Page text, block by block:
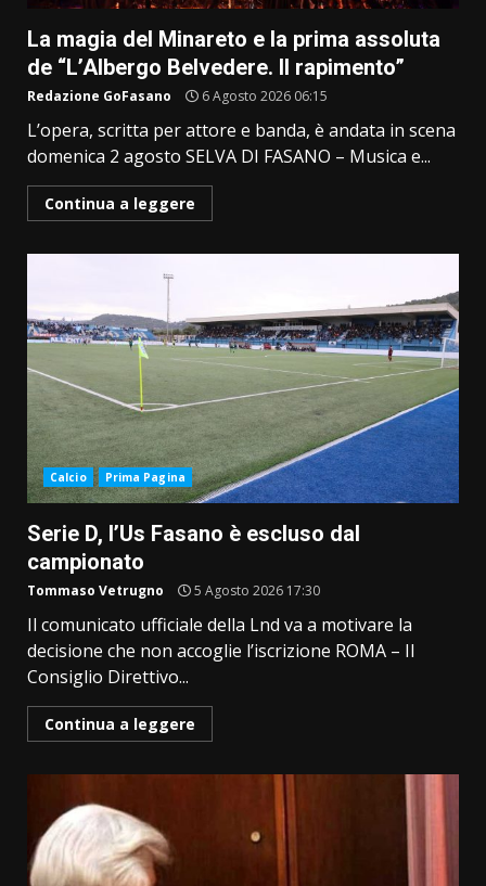
La magia del Minareto e la prima assoluta
de “L’Albergo Belvedere. Il rapimento”
Redazione GoFasano 6 Agosto 2026 06:15
L’opera, scritta per attore e banda, è andata in scena
domenica 2 agosto SELVA DI FASANO – Musica e...
Continua a leggere
Calcio Prima Pagina
Serie D, l’Us Fasano è escluso dal
campionato
Tommaso Vetrugno 5 Agosto 2026 17:30
Il comunicato ufficiale della Lnd va a motivare la
decisione che non accoglie l’iscrizione ROMA – Il
Consiglio Direttivo...
Continua a leggere